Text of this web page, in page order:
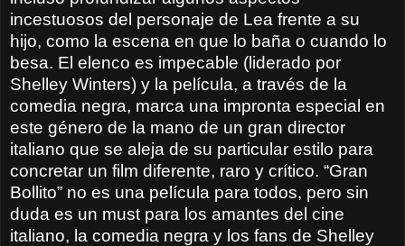
incestuosos del personaje de Lea frente a su
hijo, como la escena en que lo baña o cuando lo
besa. El elenco es impecable (liderado por
Shelley Winters) y la película, a través de la
comedia negra, marca una impronta especial en
este género de la mano de un gran director
italiano que se aleja de su particular estilo para
concretar un film diferente, raro y crítico. “Gran
Bollito” no es una película para todos, pero sin
duda es un must para los amantes del cine
italiano, la comedia negra y los fans de Shelley